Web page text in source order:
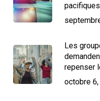
pacifiques
Les
repenser
octobre